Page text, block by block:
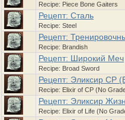
Recipe: Piece Bone Gaiters
Рецепт: Сталь
Recipe: Steel
Рецепт:
Recipe: Brandish
Рецепт: Широкий Меч
Recipe: Broad Sword
Рецепт: Эликсир CP
Recipe: Elixir of CP (No
Рецепт: Эликсир
Recipe: Elixir of Life (No